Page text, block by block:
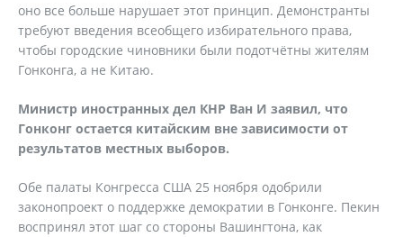
оно все больше нарушает этот принцип. Демонстранты
требуют введения всеобщего избирательного права,
чтобы городские чиновники были подотчётны жителям
Гонконга, а не Китаю.
Министр иностранных дел КНР Ван И заявил, что
Гонконг остается китайским вне зависимости от
результатов местных выборов.
Обе палаты Конгресса США 25 ноября одобрили
законопроект о поддержке демократии в Гонконге. Пекин
воспринял этот шаг со стороны Вашингтона, как